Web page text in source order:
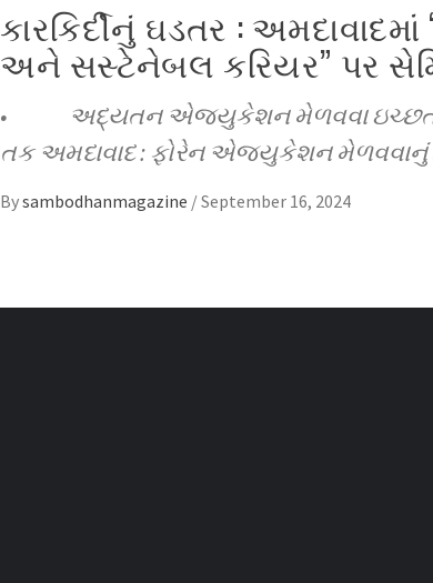
કારકિર્દીનું ઘડતર :
અને સસ્ટેનેબલ કરિયર” પર
• અદ્યતન એજ્યુકેશન મેળવવા ઇચ્છતા
તક અમદાવાદ : ફોરેન એજ્યુકેશન
Bysambodhanmagazine /September 16, 2024